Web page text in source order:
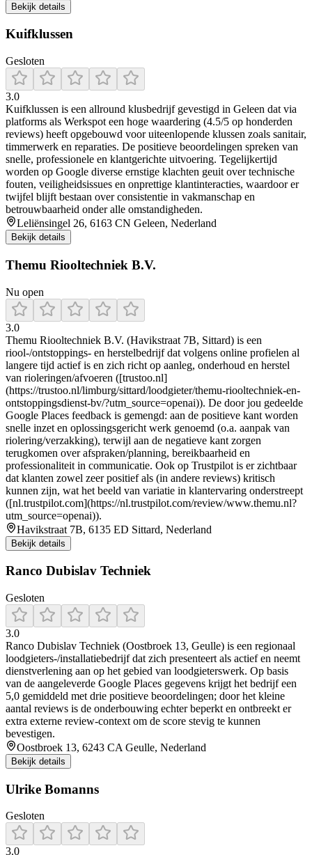
Bekijk details
Kuifklussen
Gesloten
3.0
Kuifklussen is een allround klusbedrijf gevestigd in Geleen dat via
platforms als Werkspot een hoge waardering (4.5/5 op honderden
reviews) heeft opgebouwd voor uiteenlopende klussen zoals sanitair,
timmerwerk en reparaties. De positieve beoordelingen spreken van
snelle, professionele en klantgerichte uitvoering. Tegelijkertijd
worden op Google diverse ernstige klachten geuit over technische
fouten, veiligheidsissues en onprettige klantinteracties, waardoor er
twijfel blijft bestaan over consistentie in vakmanschap en
betrouwbaarheid onder alle omstandigheden.
Leliënsingel 26, 6163 CN Geleen, Nederland
Bekijk details
Themu Riooltechniek B.V.
Nu open
3.0
Themu Riooltechniek B.V. (Havikstraat 7B, Sittard) is een
riool-/ontstoppings- en herstelbedrijf dat volgens online profielen al
langere tijd actief is en zich richt op aanleg, onderhoud en herstel
van rioleringen/afvoeren ([trustoo.nl]
(https://trustoo.nl/limburg/sittard/loodgieter/themu-riooltechniek-en-
ontstoppingsdienst-bv/?utm_source=openai)). De door jou gedeelde
Google Places feedback is gemengd: aan de positieve kant worden
snelle inzet en oplossingsgericht werk genoemd (o.a. aanpak van
riolering/verzakking), terwijl aan de negatieve kant zorgen
terugkomen over afspraken/planning, bereikbaarheid en
professionaliteit in communicatie. Ook op Trustpilot is er zichtbaar
dat klanten zowel zeer positief als (in andere reviews) kritisch
kunnen zijn, wat het beeld van variatie in klantervaring onderstreept
([nl.trustpilot.com](https://nl.trustpilot.com/review/www.themu.nl?
utm_source=openai)).
Havikstraat 7B, 6135 ED Sittard, Nederland
Bekijk details
Ranco Dubislav Techniek
Gesloten
3.0
Ranco Dubislav Techniek (Oostbroek 13, Geulle) is een regionaal
loodgieters-/installatiebedrijf dat zich presenteert als actief en neemt
dienstverlening aan op het gebied van loodgieterswerk. Op basis
van de aangeleverde Google Places gegevens krijgt het bedrijf een
5,0 gemiddeld met drie positieve beoordelingen; door het kleine
aantal reviews is de onderbouwing echter beperkt en ontbreekt er
extra externe review-context om de score stevig te kunnen
bevestigen.
Oostbroek 13, 6243 CA Geulle, Nederland
Bekijk details
Ulrike Bomanns
Gesloten
3.0